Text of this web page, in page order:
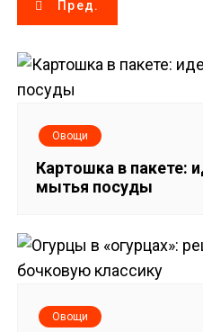
а
в
ц
и
Пред.
Овощи
Картошка в пакете:
мытья посуды
Овощи